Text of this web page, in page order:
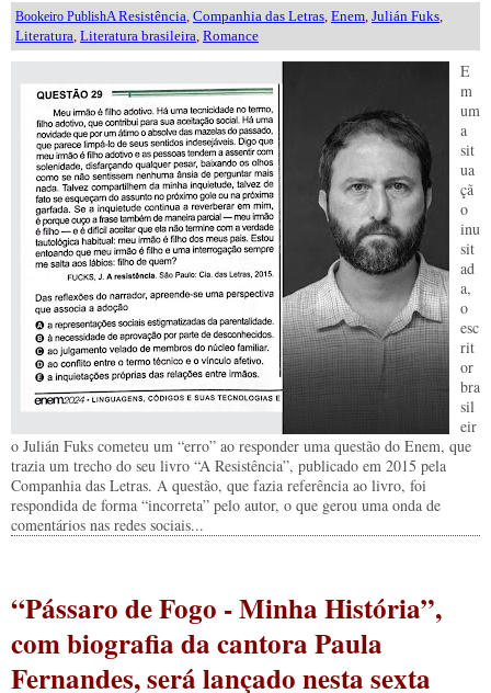
Bookeiro PublishA Resistência Companhia das Letras Enem Julián Fuks
Literatura Literatura brasileira Romance
E
m
um
a
sit
ua
çã
o
inu
sit
ad
a,
o
esc
rit
or
bra
sil
eir
o Julián Fuks cometeu um “erro” ao responder uma questão do Enem, que
trazia um trecho do seu livro “A Resistência”, publicado em 2015 pela
Companhia das Letras. A questão, que fazia referência ao livro, foi
respondida de forma “incorreta” pelo autor, o que gerou uma onda de
comentários nas redes sociais...
“Pássaro de Fogo - Minha História”,
com biografia da cantora Paula
Fernandes, será lançado nesta sexta